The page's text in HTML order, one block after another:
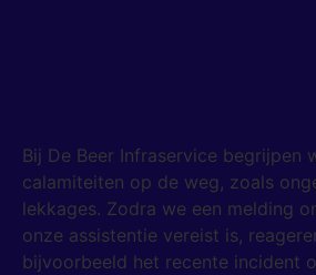
Bij De Beer Infraservice begrijpen
calamiteiten op de weg, zoals
lekkages. Zodra we een melding
onze assistentie vereist is,
bijvoorbeeld het recente incident